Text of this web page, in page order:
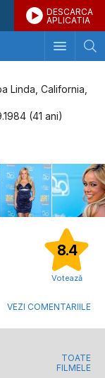
DESCARCA
APLICATIA
Linda, California,
(41 ani)
8.4
Votează
VEZI COMENTARIILE
TOATE
FILMELE